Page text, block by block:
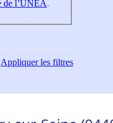
de l’UNEA.
Appliquerles filtres